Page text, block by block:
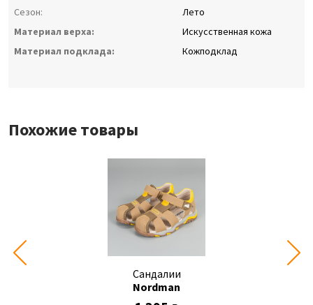
Сезон:
Лето
Материал верха:
Искусственная кожа
Материал подклада:
Кожподклад
Похожие товары
Сандалии
Nordman